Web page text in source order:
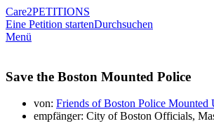
Care2PETITIONS
Eine Petition startenDurchsuchen
Menü
Save the Boston Mounted Police
von: Friends of Boston Police Mounted
empfänger: City of Boston Officials,